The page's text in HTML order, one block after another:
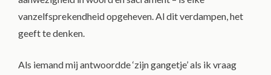
vanzelfsprekendheid opgeheven. Al dit verdampen, het
geeft te denken.
Als iemand mij antwoordde ‘zijn gangetje’ als ik vraag